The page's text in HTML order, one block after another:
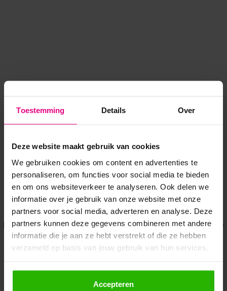
Toestemming Details Over
Deze website maakt gebruik van cookies
We gebruiken cookies om content en advertenties te
personaliseren, om functies voor social media te bieden
en om ons websiteverkeer te analyseren. Ook delen we
informatie over je gebruik van onze website met onze
partners voor social media, adverteren en analyse. Deze
partners kunnen deze gegevens combineren met andere
informatie die je aan ze hebt verstrekt of die ze hebben
verzameld op basis van jouw gebruik van hun services.
Als je op "Accepteer" klikt, dan geef je Voordeeluitjes.nl
toestemming om cookies voor social media en
Accepteren
Application error: a client-side exception has occurred while
loadingwww.voordeeluitjes.nl (see the browser console for more
information).